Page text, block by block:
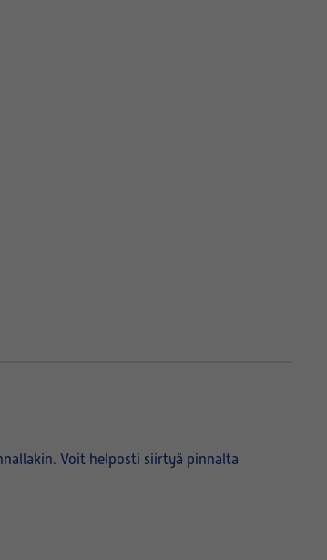
Voit helposti siirtyä pinnalta